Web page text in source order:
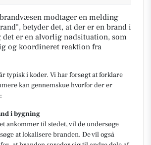
modtager en melding
betyder det, at der er en brand i
det er en alvorlig nødsituation, som
og koordineret reaktion fra
typisk i koder. Vi har forsøgt at forklare
kan gennemskue hvorfor der er
i bygning
ankommer til stedet, vil de undersøge
at lokalisere branden. De vil også